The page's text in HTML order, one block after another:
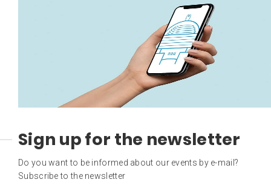
Sign up for the newsletter
Do you want to be informed about our events by e-mail?
Subscribe to the newsletter